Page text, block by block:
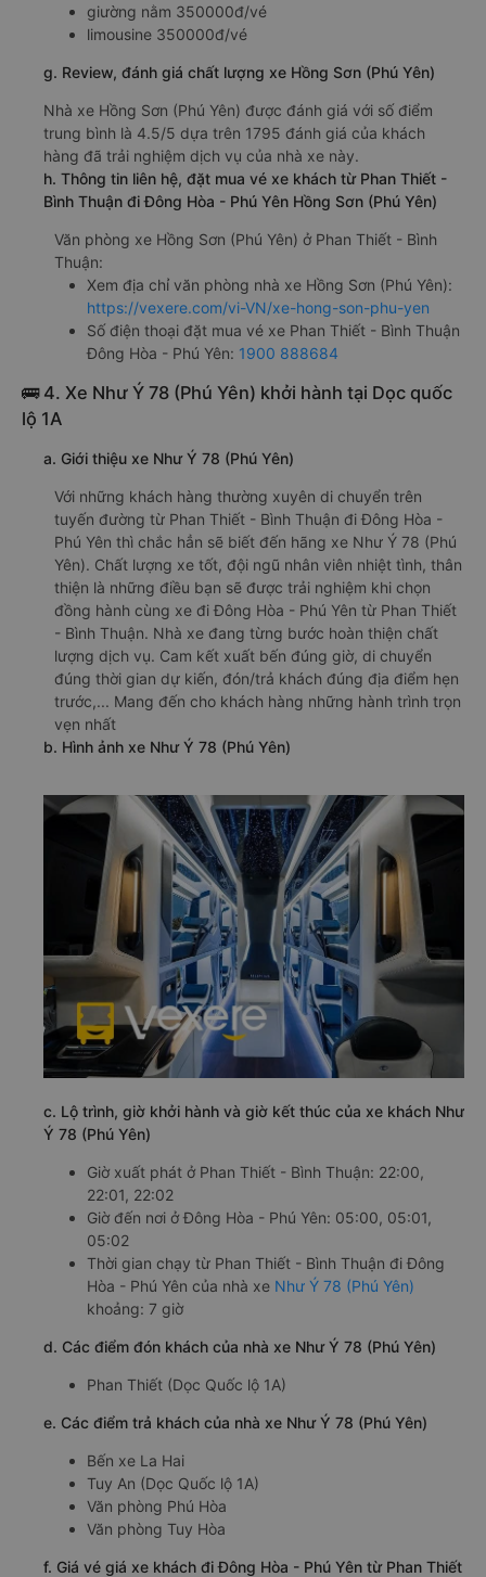
giường nằm 350000đ/vé
limousine 350000đ/vé
g. Review, đánh giá chất lượng xe Hồng Sơn (Phú Yên)
Nhà xe Hồng Sơn (Phú Yên) được đánh giá với số điểm
trung bình là 4.5/5 dựa trên 1795 đánh giá của khách
hàng đã trải nghiệm dịch vụ của nhà xe này.
h. Thông tin liên hệ, đặt mua vé xe khách từ Phan Thiết -
Bình Thuận đi Đông Hòa - Phú Yên Hồng Sơn (Phú Yên)
Văn phòng xe Hồng Sơn (Phú Yên) ở Phan Thiết - Bình
Thuận:
Xem địa chỉ văn phòng nhà xe Hồng Sơn (Phú Yên):
https://vexere.com/vi-VN/xe-hong-son-phu-yen
Số điện thoại đặt mua vé xe Phan Thiết - Bình Thuận
Đông Hòa - Phú Yên: 1900 888684
🚌 4. Xe Như Ý 78 (Phú Yên) khởi hành tại Dọc quốc
lộ 1A
a. Giới thiệu xe Như Ý 78 (Phú Yên)
Với những khách hàng thường xuyên di chuyển trên
tuyến đường từ Phan Thiết - Bình Thuận đi Đông Hòa -
Phú Yên thì chắc hẳn sẽ biết đến hãng xe Như Ý 78 (Phú
Yên). Chất lượng xe tốt, đội ngũ nhân viên nhiệt tình, thân
thiện là những điều bạn sẽ được trải nghiệm khi chọn
đồng hành cùng xe đi Đông Hòa - Phú Yên từ Phan Thiết
- Bình Thuận. Nhà xe đang từng bước hoàn thiện chất
lượng dịch vụ. Cam kết xuất bến đúng giờ, di chuyển
đúng thời gian dự kiến, đón/trả khách đúng địa điểm hẹn
trước,... Mang đến cho khách hàng những hành trình trọn
vẹn nhất
b. Hình ảnh xe Như Ý 78 (Phú Yên)
c. Lộ trình, giờ khởi hành và giờ kết thúc của xe khách Như
Ý 78 (Phú Yên)
Giờ xuất phát ở Phan Thiết - Bình Thuận: 22:00,
22:01, 22:02
Giờ đến nơi ở Đông Hòa - Phú Yên: 05:00, 05:01,
05:02
Thời gian chạy từ Phan Thiết - Bình Thuận đi Đông
Hòa - Phú Yên của nhà xe Như Ý 78 (Phú Yên)
khoảng: 7 giờ
d. Các điểm đón khách của nhà xe Như Ý 78 (Phú Yên)
Phan Thiết (Dọc Quốc lộ 1A)
e. Các điểm trả khách của nhà xe Như Ý 78 (Phú Yên)
Bến xe La Hai
Tuy An (Dọc Quốc lộ 1A)
Văn phòng Phú Hòa
Văn phòng Tuy Hòa
f. Giá vé giá xe khách đi Đông Hòa - Phú Yên từ Phan Thiết